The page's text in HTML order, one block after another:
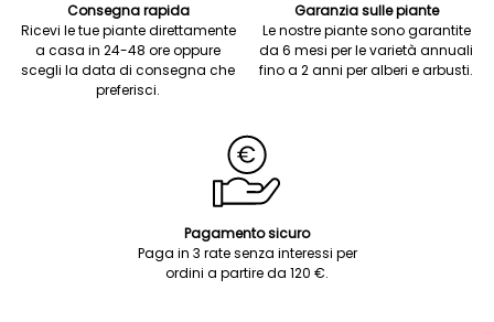
Consegna rapida
Ricevi le tue piante direttamente
a casa in 24-48 ore oppure
scegli la data di consegna che
preferisci.
Garanzia sulle piante
Le nostre piante sono garantite
da 6 mesi per le varietà annuali
fino a 2 anni per alberi e arbusti.
Pagamento sicuro
Paga in 3 rate senza interessi per
ordini a partire da 120 €.